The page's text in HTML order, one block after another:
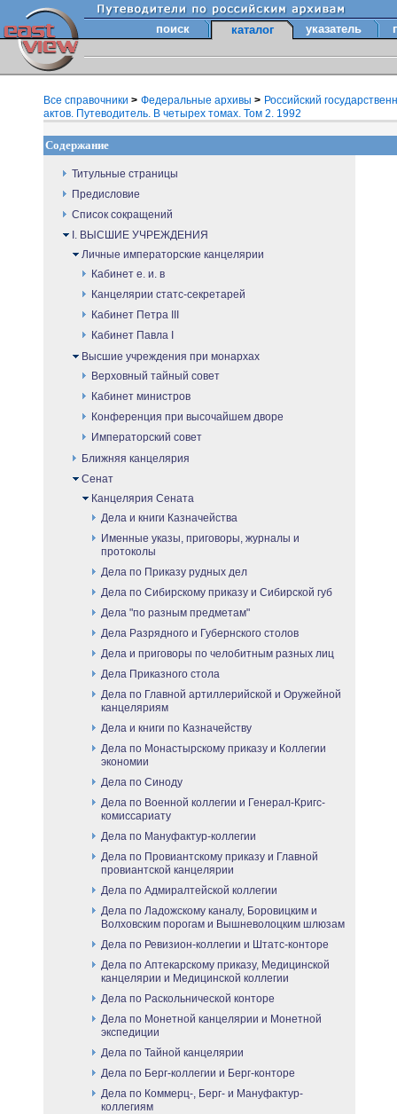
поиск каталог указатель
Все справочники > Федеральные архивы > Российский
актов. Путеводитель. В четырех томах. Том 2. 1992
Содержание
Титульные страницы
Предисловие
Список сокращений
I. ВЫСШИЕ УЧРЕЖДЕНИЯ
Личные императорские канцелярии
Кабинет е. и. в
Канцелярии статс-секретарей
Кабинет Петра III
Кабинет Павла I
Высшие учреждения при монархах
Верховный тайный совет
Кабинет министров
Конференция при высочайшем дворе
Императорский совет
Ближняя канцелярия
Сенат
Канцелярия Сената
Дела и книги Казначейства
Именные указы, приговоры, журналы и
протоколы
Дела по Приказу рудных дел
Дела по Сибирскому приказу и Сибирской губ
Дела "по разным предметам"
Дела Разрядного и Губернского столов
Дела и приговоры по челобитным разных лиц
Дела Приказного стола
Дела по Главной артиллерийской и Оружейной
канцеляриям
Дела и книги по Казначейству
Дела по Монастырскому приказу и Коллегии
экономии
Дела по Синоду
Дела по Военной коллегии и Генерал-Кригс-
комиссариату
Дела по Мануфактур-коллегии
Дела по Провиантскому приказу и Главной
провиантской канцелярии
Дела по Адмиралтейской коллегии
Дела по Ладожскому каналу, Боровицким и
Волховским порогам и Вышневолоцким шлюзам
Дела по Ревизион-коллегии и Штатс-конторе
Дела по Аптекарскому приказу, Медицинской
канцелярии и Медицинской коллегии
Дела по Раскольнической конторе
Дела по Монетной канцелярии и Монетной
экспедиции
Дела по Тайной канцелярии
Дела по Берг-коллегии и Берг-конторе
Дела по Коммерц-, Берг- и Мануфактур-
коллегиям